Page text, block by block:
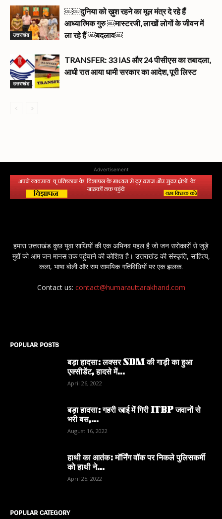
उत्तराखंड
￼￼दुनिया को ख़ुश रहने का मूल मंत्र दे रहे हैं
आध्यात्मिक गुरु ￼मास्टरजी, लाखों लोगों के जीवन में
ला रहे हैं ￼बदलाव￼
उत्तराखंड
TRANSFER: 33 IAS और 24 पीसीएस का तबादला,
आधी रात आया धामी सरकार का आदेश, पूरी लिस्ट
Advertisement
हमारा उत्तराखंड कुछ युवा साथियों की एक अभिनव पहल है जो जन सरोकारों से जुड़े
मुद्दों को आम जन मानस तक पहुंचाने की कोशिश है। उत्तराखंड की संस्कृति, साहित्य,
कला, भाषा बोली और सम सामयिक गतिविधियों पर एक झलक.
Contact us: contact@humarauttarakhand.com
POPULAR POSTS
बड़ा हादसा: लक्सर SDM की गाड़ी का हुआ
एक्सीडेंट, हादसे में...
April 26, 2022
बड़ा हादसा: गहरी खाई में गिरी ITBP जवानों से
भरी बस,...
August 16, 2022
हाथी का आतंक: मॉर्निंग वॉक पर निकले पुलिसकर्मी
को हाथी ने...
April 25, 2022
POPULAR CATEGORY